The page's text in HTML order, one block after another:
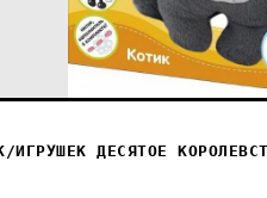
ИГРУШЕК ДЕСЯТОЕ